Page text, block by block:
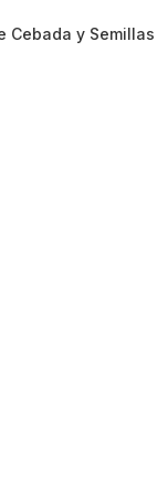
Cebada y Semillas